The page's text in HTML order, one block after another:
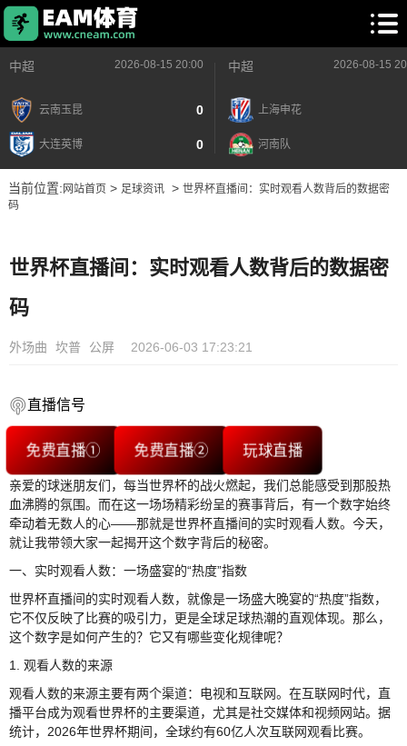
中超 2026-08-15 20:00
云南玉昆 0
大连英博 0
中超 2026-08-15
上海申花
河南队
当前位置: 网站首页> 足球资讯> 世界杯直播间：实时观看人数背后的数据密
码
世界杯直播间：实时观看人数背后的数据密
码
外场曲 坎普 公屏 2026-06-03 17:23:21
直播信号
免费直播① 免费直播② 玩球直播
亲爱的球迷朋友们，每当世界杯的战火燃起，我们总能感受到那股热
血沸腾的氛围。而在这一场场精彩纷呈的赛事背后，有一个数字始终
牵动着无数人的心——那就是世界杯直播间的实时观看人数。今天，
就让我带领大家一起揭开这个数字背后的秘密。
一、实时观看人数：一场盛宴的“热度”指数
世界杯直播间的实时观看人数，就像是一场盛大晚宴的“热度”指数，
它不仅反映了比赛的吸引力，更是全球足球热潮的直观体现。那么，
这个数字是如何产生的？它又有哪些变化规律呢？
1. 观看人数的来源
观看人数的来源主要有两个渠道：电视和互联网。在互联网时代，直
播平台成为观看世界杯的主要渠道，尤其是社交媒体和视频网站。据
统计，2026年世界杯期间，全球约有60亿人次互联网观看比赛。